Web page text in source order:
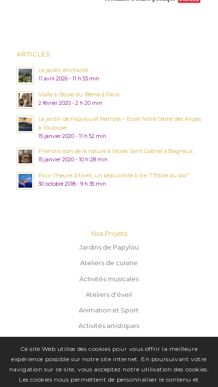
ARTICLES
Le jardin enchanté
11 avril 2026 - 11 h 53 min
Visite à l’école du 18ème à Paris
2 février 2020 - 2 h 20 min
Le jardin de Papylou et Mamyta – Ecole Notre Dame des Anges
à Toulouse
15 janvier 2020 - 11 h 52 min
Prenons soin de la nature à l’école Saint Gabriel à Bagneux
15 janvier 2020 - 10 h 28 min
Pour l'heure d'hiver, un beau conte à lire "l'Etoile du soir"
30 octobre 2018 - 9 h 35 min
Nos Projets
Jardins de Papylou
Ateliers de cuisine
Activités musicales
Ateliers d'éveil
Animation et Sport
Activités artistiques
Dans la presse
Ce site Web utilise des cookies pour vous offrir la meilleure
expérience possible sur notre site internet. En poursuivant votre
navigation sur ce site, vous acceptez notre utilisation des cookies.
Les cookies nous permettent de personnaliser le contenu et